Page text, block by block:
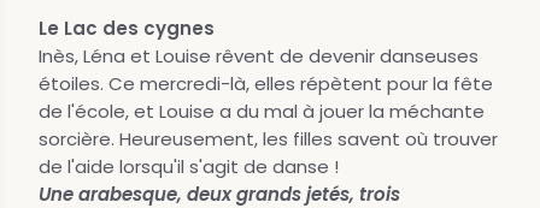
Le Lac des cygnes
Inès, Léna et Louise rêvent de devenir danseuses
étoiles. Ce mercredi-là, elles répètent pour la fête
de l'école, et Louise a du mal à jouer la méchante
sorcière. Heureusement, les filles savent où trouver
de l'aide lorsqu'il s'agit de danse !
Une arabesque, deux grands jetés, trois